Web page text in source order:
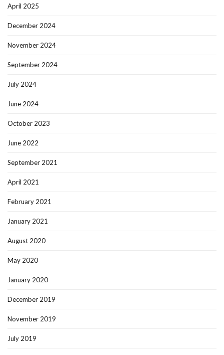
April 2025
December 2024
November 2024
September 2024
July 2024
June 2024
October 2023
June 2022
September 2021
April 2021
February 2021
January 2021
August 2020
May 2020
January 2020
December 2019
November 2019
July 2019